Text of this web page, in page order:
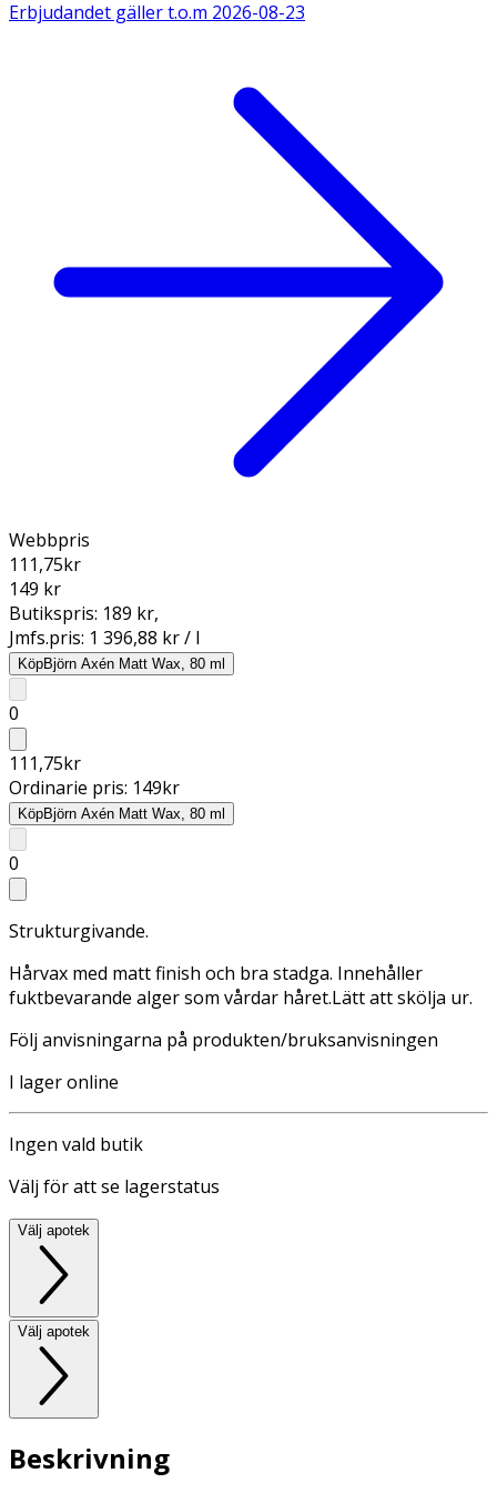
Erbjudandet gäller t.o.m 2026-08-23
Webbpris
111,75kr
149 kr
Butikspris: 189 kr,
Jmfs.pris: 1 396,88 kr / l
KöpBjörn Axén Matt Wax, 80 ml
0
111,75kr
Ordinarie pris: 149kr
KöpBjörn Axén Matt Wax, 80 ml
0
Strukturgivande.
Hårvax med matt finish och bra stadga. Innehåller
fuktbevarande alger som vårdar håret.Lätt att skölja ur.
Följ anvisningarna på produkten/bruksanvisningen
I lager online
Ingen vald butik
Välj för att se lagerstatus
Välj apotek
Välj apotek
Beskrivning